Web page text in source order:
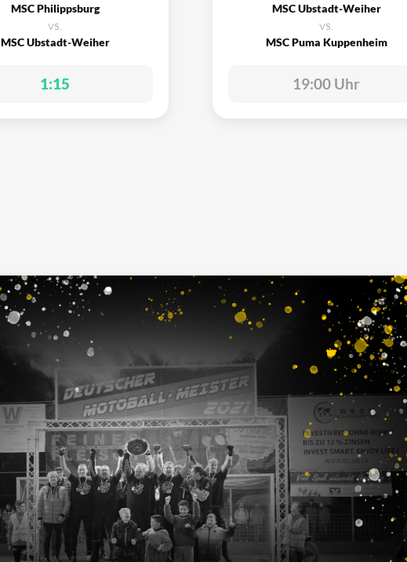
MSC Philippsburg
vs.
MSC Ubstadt-Weiher
1:15
MSC Ubstadt-Weiher
vs.
MSC Puma Kuppenheim
19:00 Uhr